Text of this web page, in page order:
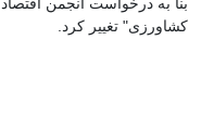
کشاورزی" تغییر کرد.